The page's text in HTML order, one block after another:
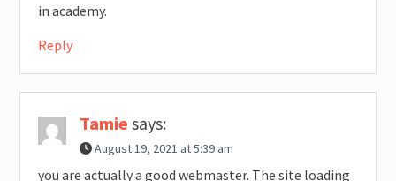
in academy.
Reply
Tamie says:
August 19, 2021 at 5:39 am
you are actually a good webmaster. The site loading